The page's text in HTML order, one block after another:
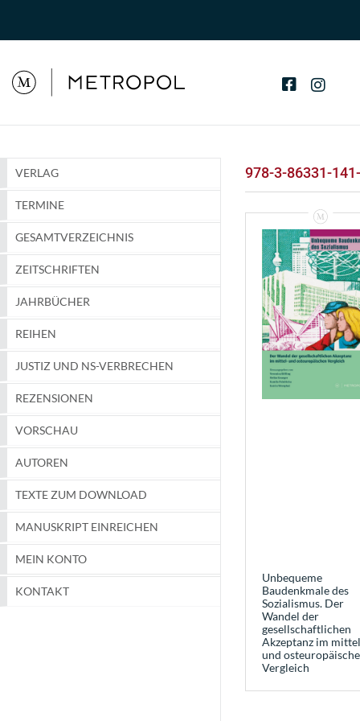
VERLAG
TERMINE
GESAMTVERZEICHNIS
ZEITSCHRIFTEN
JAHRBÜCHER
REIHEN
JUSTIZ UND NS-VERBRECHEN
REZENSIONEN
VORSCHAU
AUTOREN
TEXTE ZUM DOWNLOAD
MANUSKRIPT EINREICHEN
MEIN KONTO
KONTAKT
978-3-86331-
Unbequeme
Baudenkmale des
Sozialismus. Der
Wandel der
gesellschaftlichen
Akzeptanz im
und
Vergleich